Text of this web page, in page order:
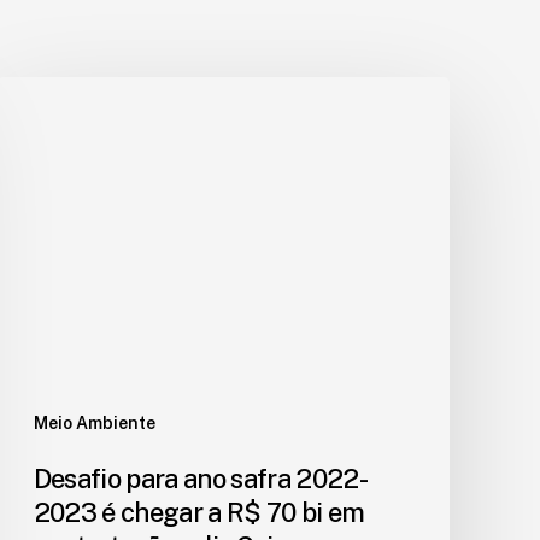
Meio Ambiente
Desafio para ano safra 2022-
2023 é chegar a R$ 70 bi em